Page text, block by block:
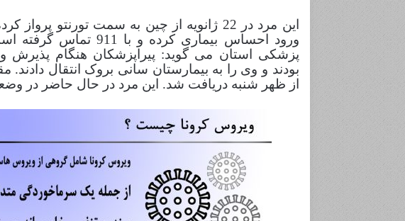
این مرد در 22 ژانویه از چین به سمت
ورود احساس بیماری كرده
پزشکی استان می گوید: پیراپزشکان هنگام
بودند و وی را به بیمارستان سانی بروک انتقال دادند.
از ظهر شنبه دریافت شد. این مرد در حال حاضر در